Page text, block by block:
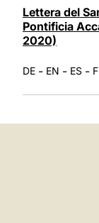
Lettera del
Pontificia
2020)
DE - EN - ES -